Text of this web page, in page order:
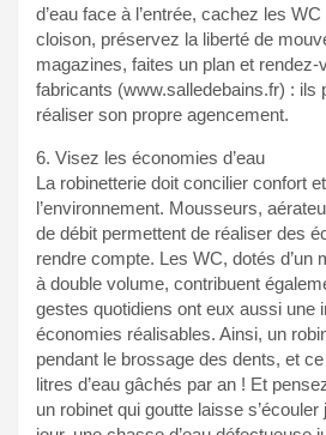
d’eau face à l’entrée, cachez les
cloison, préservez la liberté de
magazines, faites un plan et
fabricants (www.salledebains.fr) : ils
réaliser son propre agencement.
6. Visez les économies d’eau
La robinetterie doit concilier confort
l’environnement. Mousseurs,
de débit permettent de réaliser des
rendre compte. Les WC, dotés d’un
à double volume, contribuent
gestes quotidiens ont eux aussi une
économies réalisables. Ainsi, un
pendant le brossage des dents, et
litres d’eau gâchés par an ! Et
un robinet qui goutte laisse s’écouler